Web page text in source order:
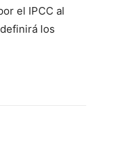
el IPCC al
los